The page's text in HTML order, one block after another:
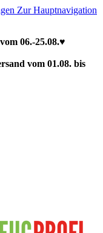
Zur Hauptnavigation
06.-25.08.♥
vom 01.08. bis